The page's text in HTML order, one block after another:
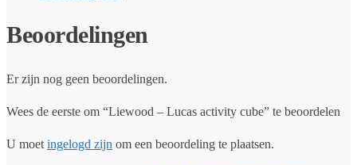
Beoordelingen
Er zijn nog geen beoordelingen.
Wees de eerste om “Liewood – Lucas activity cube” te beoordelen
U moet ingelogd zijn om een beoordeling te plaatsen.